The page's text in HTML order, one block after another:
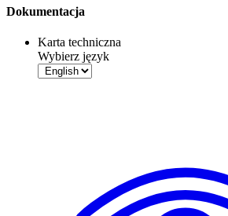
Dokumentacja
Karta techniczna
Wybierz język